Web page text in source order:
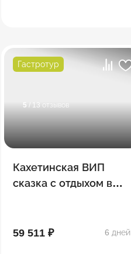
Гастротур
5 / 13 отзывов
Кахетинская ВИП
сказка с отдыхом в
59 511 ₽
6 дней